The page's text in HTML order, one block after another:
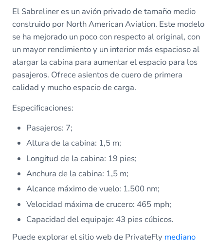
El Sabreliner es un avión privado de tamaño medio
construido por North American Aviation. Este modelo
se ha mejorado un poco con respecto al original, con
un mayor rendimiento y un interior más espacioso al
alargar la cabina para aumentar el espacio para los
pasajeros. Ofrece asientos de cuero de primera
calidad y mucho espacio de carga.
Especificaciones:
Pasajeros: 7;
Altura de la cabina: 1,5 m;
Longitud de la cabina: 19 pies;
Anchura de la cabina: 1,5 m;
Alcance máximo de vuelo: 1.500 nm;
Velocidad máxima de crucero: 465 mph;
Capacidad del equipaje: 43 pies cúbicos.
Puede explorar el sitio web de PrivateFly mediano